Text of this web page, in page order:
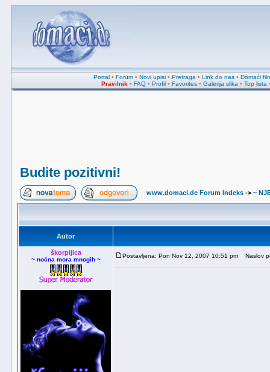
Portal• Forum• Novi upisi• Pretraga • Link do nas• Domaći
Pravilnik • FAQ • Profil • Favorites • Galerija slika • Top lista
Budite pozitivni!
www.domaci.de Forum Indeks -> ~
Autor
škorpijica
~ noćna mora mnogih ~
Postavljena: Pon Nov 12, 2007 10:51 pm Naslov